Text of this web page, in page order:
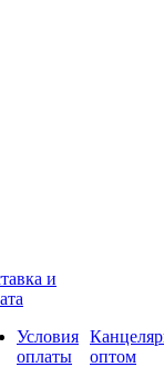
и
Условия
оплаты
оптом